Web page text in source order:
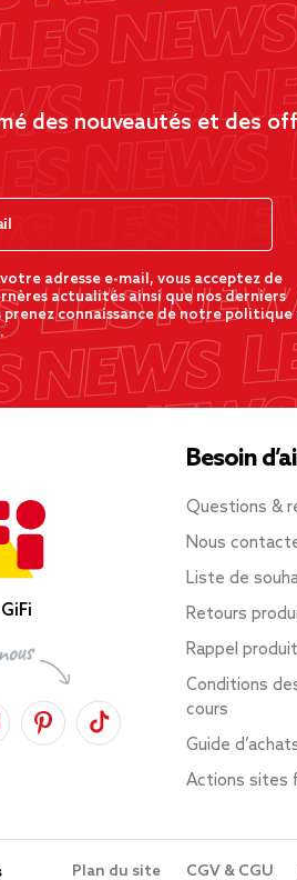
des nouveautés et des
adresse e-mail, vous acceptez de
actualités ainsi que nos derniers
connaissance de notre politique
Besoin
Questions &
Nous
Liste de
Retours
Rappel
Conditions
cours
Guide
Actions sites
Plan du site CGV & CGU